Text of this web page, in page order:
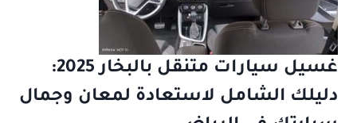
غسيل سيارات متنقل بالبخار 2025:
دليلك الشامل لاستعادة لمعان وجمال